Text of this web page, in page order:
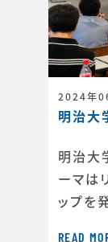
2024年
明治大
明治大
ーマは
ップを
READ